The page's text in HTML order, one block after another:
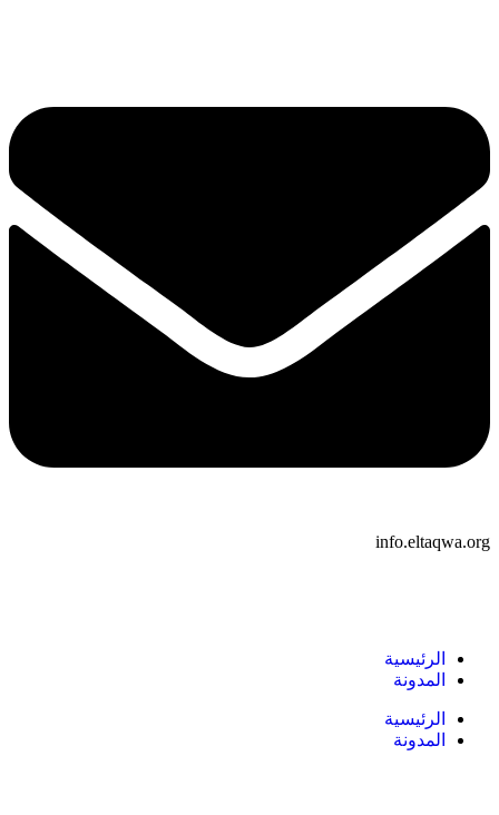
info.eltaqwa.org
الرئيسية
المدونة
الرئيسية
المدونة